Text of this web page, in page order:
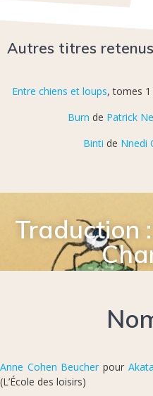
Autres titres
Entre chiens et loups, tomes 1
Burn de Patrick
Binti de Nnedi
Traduction
Anne Cohen Beucher pour Akata
(L’École des loisirs)